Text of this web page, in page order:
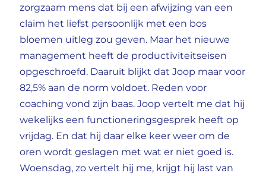
zorgzaam mens dat bij een afwijzing van een
claim het liefst persoonlijk met een bos
bloemen uitleg zou geven. Maar het nieuwe
management heeft de productiviteitseisen
opgeschroefd. Daaruit blijkt dat Joop maar voor
82,5% aan de norm voldoet. Reden voor
coaching vond zijn baas. Joop vertelt me dat hij
wekelijks een functioneringsgesprek heeft op
vrijdag. En dat hij daar elke keer weer om de
oren wordt geslagen met wat er niet goed is.
Woensdag, zo vertelt hij me, krijgt hij last van